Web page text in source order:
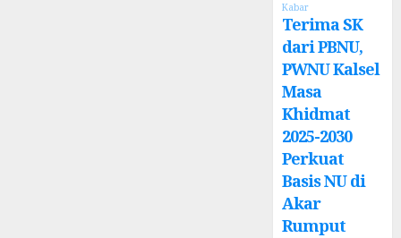
Kabar
Terima SK
dari PBNU,
PWNU Kalsel
Masa
Khidmat
2025-2030
Perkuat
Basis NU di
Akar
Rumput